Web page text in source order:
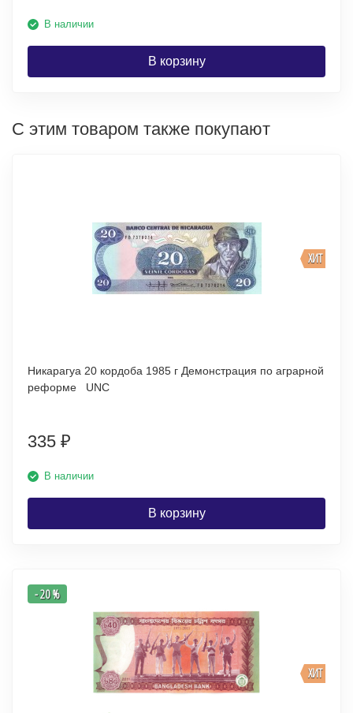
В наличии
В корзину
С этим товаром также покупают
ХИТ
Никарагуа 20 кордоба 1985 г Демонстрация по аграрной
реформе UNC
335 ₽
В наличии
В корзину
ХИТ
- 20 %